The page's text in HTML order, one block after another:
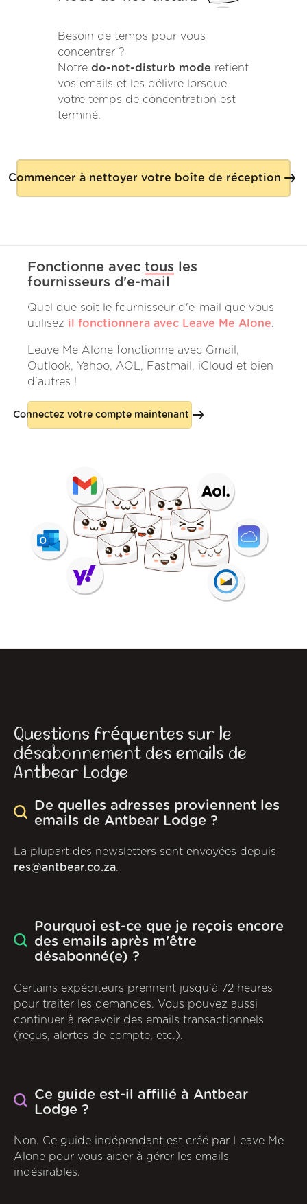
Besoin de temps pour vous
concentrer ?
Notre do-not-disturb mode retient
vos emails et les délivre lorsque
votre temps de concentration est
terminé.
Commencer à nettoyer votre boîte de réception
Fonctionne avec tous
les
fournisseurs d'e-mail
Quel que soit le fournisseur d'e-mail que vous
utilisez il fonctionnera avec Leave Me Alone.
Leave Me Alone fonctionne avec Gmail,
Outlook, Yahoo, AOL, Fastmail, iCloud et bien
d'autres !
Connectez votre compte maintenant
Questions fréquentes sur le
désabonnement des emails de
Antbear Lodge
De quelles adresses proviennent les
emails de Antbear Lodge ?
La plupart des newsletters sont envoyées depuis
res@antbear.co.za.
Pourquoi est-ce que je reçois encore
des emails après m'être
désabonné(e) ?
Certains expéditeurs prennent jusqu'à 72 heures
pour traiter les demandes. Vous pouvez aussi
continuer à recevoir des emails transactionnels
(reçus, alertes de compte, etc.).
Ce guide est-il affilié à Antbear
Lodge ?
Non. Ce guide indépendant est créé par Leave Me
Alone pour vous aider à gérer les emails
indésirables.